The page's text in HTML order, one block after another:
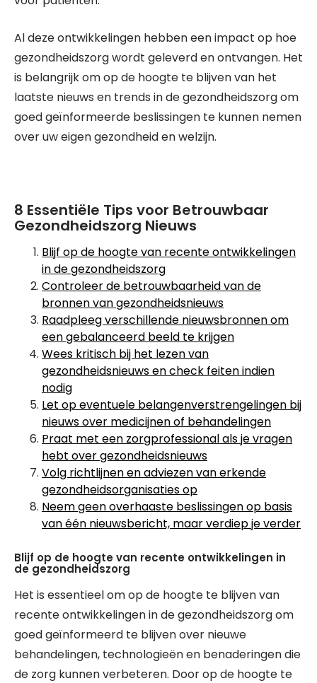
Al deze ontwikkelingen hebben een impact op hoe
gezondheidszorg wordt geleverd en ontvangen. Het
is belangrijk om op de hoogte te blijven van het
laatste nieuws en trends in de gezondheidszorg om
goed geïnformeerde beslissingen te kunnen nemen
over uw eigen gezondheid en welzijn.
8 Essentiële Tips voor Betrouwbaar
Gezondheidszorg Nieuws
Blijf op de hoogte van recente ontwikkelingen
in de gezondheidszorg
Controleer de betrouwbaarheid van de
bronnen van gezondheidsnieuws
Raadpleeg verschillende nieuwsbronnen om
een gebalanceerd beeld te krijgen
Wees kritisch bij het lezen van
gezondheidsnieuws en check feiten indien
nodig
Let op eventuele belangenverstrengelingen bij
nieuws over medicijnen of behandelingen
Praat met een zorgprofessional als je vragen
hebt over gezondheidsnieuws
Volg richtlijnen en adviezen van erkende
gezondheidsorganisaties op
Neem geen overhaaste beslissingen op basis
van één nieuwsbericht, maar verdiep je verder
Blijf op de hoogte van recente ontwikkelingen in
de gezondheidszorg
Het is essentieel om op de hoogte te blijven van
recente ontwikkelingen in de gezondheidszorg om
goed geïnformeerd te blijven over nieuwe
behandelingen, technologieën en benaderingen die
de zorg kunnen verbeteren. Door op de hoogte te